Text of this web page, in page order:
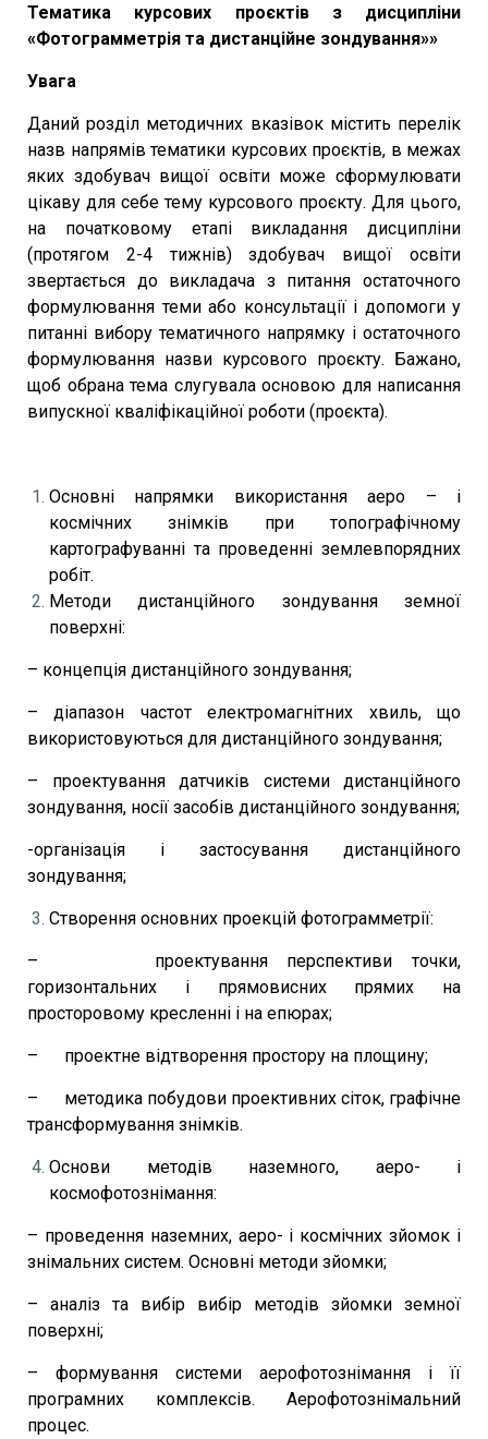
Тематика курсових проєктів з дисципліни
«Фотограмметрія та дистанційне зондування»»
Увага
Даний розділ методичних вказівок містить перелік
назв напрямів тематики курсових проєктів, в межах
яких здобувач вищої освіти може сформулювати
цікаву для себе тему курсового проєкту. Для цього,
на початковому етапі викладання дисципліни
(протягом 2-4 тижнів) здобувач вищої освіти
звертається до викладача з питання остаточного
формулювання теми або консультації і допомоги у
питанні вибору тематичного напрямку і остаточного
формулювання назви курсового проєкту. Бажано,
щоб обрана тема слугувала основою для написання
випускної кваліфікаційної роботи (проєкта).
Основні напрямки використання аеро – і
космічних знімків при топографічному
картографуванні та проведенні землевпорядних
робіт.
Методи дистанційного зондування земної
поверхні:
– концепція дистанційного зондування;
– діапазон частот електромагнітних хвиль, що
використовуються для дистанційного зондування;
– проектування датчиків системи дистанційного
зондування, носії засобів дистанційного зондування;
-організація і застосування дистанційного
зондування;
Створення основних проекцій фотограмметрії:
– проектування перспективи точки,
горизонтальних і прямовисних прямих на
просторовому кресленні і на епюрах;
– проектне відтворення простору на площину;
– методика побудови проективних сіток, графічне
трансформування знімків.
Основи методів наземного, аеро- і
космофотознімання:
– проведення наземних, аеро- і космічних зйомок і
знімальних систем. Основні методи зйомки;
– аналіз та вибір вибір методів зйомки земної
поверхні;
– формування системи аерофотознімання і її
програмних комплексів. Аерофотознімальний
процес.